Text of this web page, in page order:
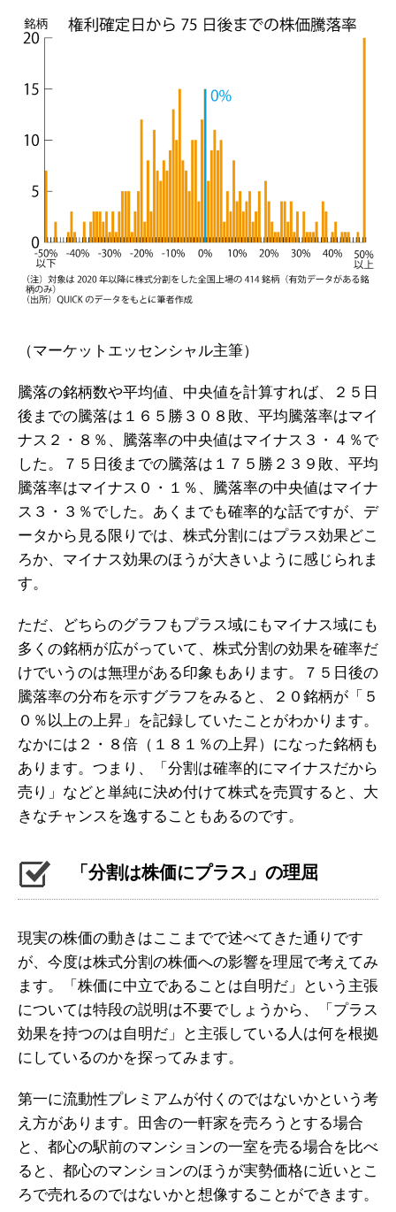
（マーケットエッセンシャル主筆）
騰落の銘柄数や平均値、中央値を計算すれば、２５日
後までの騰落は１６５勝３０８敗、平均騰落率はマイ
ナス２・８％、騰落率の中央値はマイナス３・４％で
した。７５日後までの騰落は１７５勝２３９敗、平均
騰落率はマイナス０・１％、騰落率の中央値はマイナ
ス３・３％でした。あくまでも確率的な話ですが、デ
ータから見る限りでは、株式分割にはプラス効果どこ
ろか、マイナス効果のほうが大きいように感じられま
す。
ただ、どちらのグラフもプラス域にもマイナス域にも
多くの銘柄が広がっていて、株式分割の効果を確率だ
けでいうのは無理がある印象もあります。７５日後の
騰落率の分布を示すグラフをみると、２０銘柄が「５
０％以上の上昇」を記録していたことがわかります。
なかには２・８倍（１８１％の上昇）になった銘柄も
あります。つまり、「分割は確率的にマイナスだから
売り」などと単純に決め付けて株式を売買すると、大
きなチャンスを逸することもあるのです。
「分割は株価にプラス」の理屈
現実の株価の動きはここまでで述べてきた通りです
が、今度は株式分割の株価への影響を理屈で考えてみ
ます。「株価に中立であることは自明だ」という主張
については特段の説明は不要でしょうから、「プラス
効果を持つのは自明だ」と主張している人は何を根拠
にしているのかを探ってみます。
第一に流動性プレミアムが付くのではないかという考
え方があります。田舎の一軒家を売ろうとする場合
と、都心の駅前のマンションの一室を売る場合を比べ
ると、都心のマンションのほうが実勢価格に近いとこ
ろで売れるのではないかと想像することができます。